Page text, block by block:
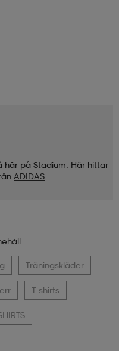
på Stadium. Här hittar
ADIDAS
Träningskläder
T-shirts